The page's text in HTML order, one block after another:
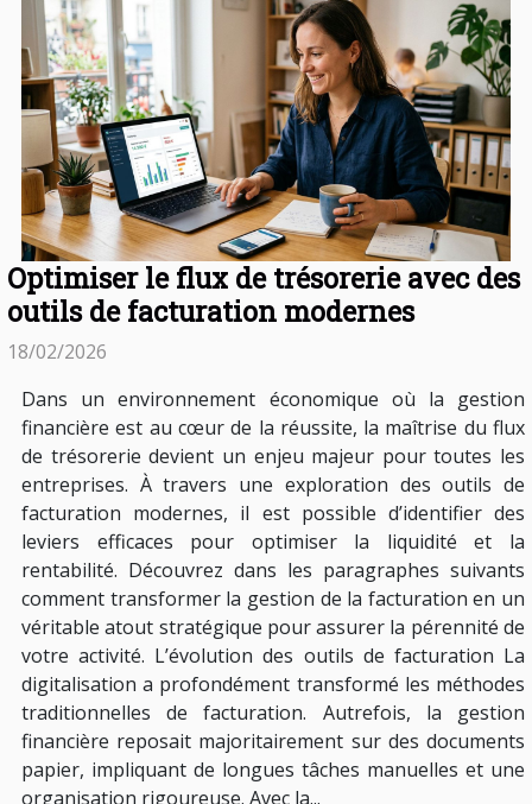
Optimiser le flux de trésorerie avec des
outils de facturation modernes
18/02/2026
Dans un environnement économique où la gestion
financière est au cœur de la réussite, la maîtrise du flux
de trésorerie devient un enjeu majeur pour toutes les
entreprises. À travers une exploration des outils de
facturation modernes, il est possible d’identifier des
leviers efficaces pour optimiser la liquidité et la
rentabilité. Découvrez dans les paragraphes suivants
comment transformer la gestion de la facturation en un
véritable atout stratégique pour assurer la pérennité de
votre activité. L’évolution des outils de facturation La
digitalisation a profondément transformé les méthodes
traditionnelles de facturation. Autrefois, la gestion
financière reposait majoritairement sur des documents
papier, impliquant de longues tâches manuelles et une
organisation rigoureuse. Avec la...